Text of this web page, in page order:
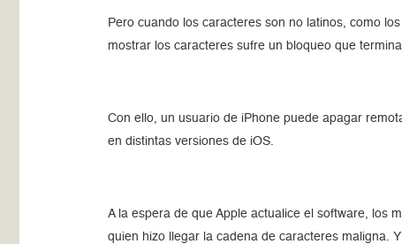
Pero cuando los caracteres son no latinos, como
mostrar los caracteres sufre un bloqueo que
Con ello, un usuario de iPhone puede apagar
en distintas versiones de iOS.
A la espera de que Apple actualice el software, los
quien hizo llegar la cadena de caracteres maligna.